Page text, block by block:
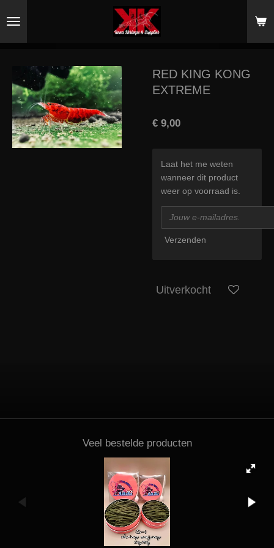
direct
hoofdinhoud
RED KING KONG
EXTREME
€ 9,00
Laat het me weten
wanneer dit product
weer op voorraad is.
Verzenden
Uitverkocht
Veel bestelde producten